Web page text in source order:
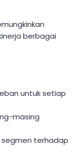
berbagai
untuk setiap
masing
segmen terhadap